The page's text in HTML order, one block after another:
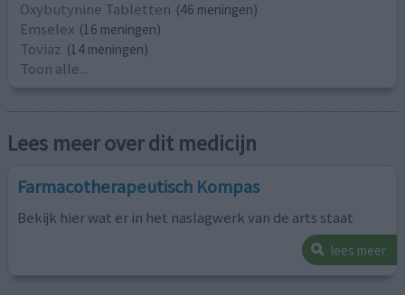
Oxybutynine Tabletten (46 meningen)
Emselex (16 meningen)
Toviaz (14 meningen)
Toon alle...
Lees meer over dit medicijn
Farmacotherapeutisch Kompas
Bekijk hier wat er in het naslagwerk van de arts staat
lees meer